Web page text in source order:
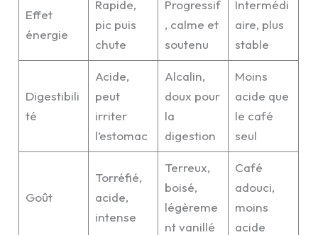
Effet
énergie
Rapide,
pic puis
chute
Progressif
, calme et
soutenu
Intermédi
aire, plus
stable
Digestibili
té
Acide,
peut
irriter
l’estomac
Alcalin,
doux pour
la
digestion
Moins
acide que
le café
seul
Goût
Torréfié,
acide,
intense
Terreux,
boisé,
légèreme
nt vanillé
Café
adouci,
moins
acide